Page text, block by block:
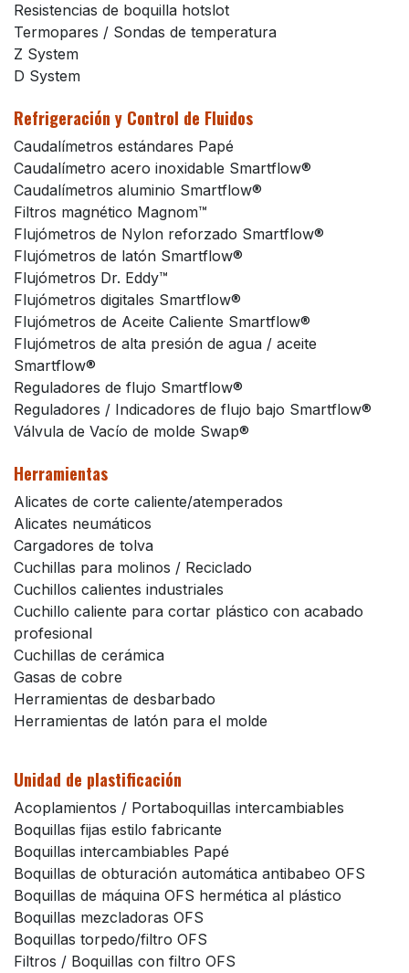
Resistencias de boquilla hotslot
Termopares / Sondas de temperatura
Z System
D System
Refrigeración y Control de Fluidos
Caudalímetros estándares Papé
Caudalímetro acero inoxidable Smartflow®
Caudalímetros aluminio Smartflow®
Filtros magnético Magnom™
Flujómetros de Nylon reforzado Smartflow®
Flujómetros de latón Smartflow®
Flujómetros Dr. Eddy™
Flujómetros digitales Smartflow®
Flujómetros de Aceite Caliente Smartflow®
Flujómetros de alta presión de agua / aceite
Smartflow®
Reguladores de flujo Smartflow®
Reguladores / Indicadores de flujo bajo Smartflow®
Válvula de Vacío de molde Swap®
Herramientas
Alicates de corte caliente/atemperados
Alicates neumáticos
Cargadores de tolva
Cuchillas para molinos / Reciclado
Cuchillos calientes industriales
Cuchillo caliente para cortar plástico con acabado
profesional
Cuchillas de cerámica
Gasas de cobre
Herramientas de desbarbado
Herramientas de latón para el molde
Unidad de plastificación
Acoplamientos / Portaboquillas intercambiables
Boquillas fijas estilo fabricante
Boquillas intercambiables Papé
Boquillas de obturación automática antibabeo OFS
Boquillas de máquina OFS hermética al plástico
Boquillas mezcladoras OFS
Boquillas torpedo/filtro OFS
Filtros / Boquillas con filtro OFS